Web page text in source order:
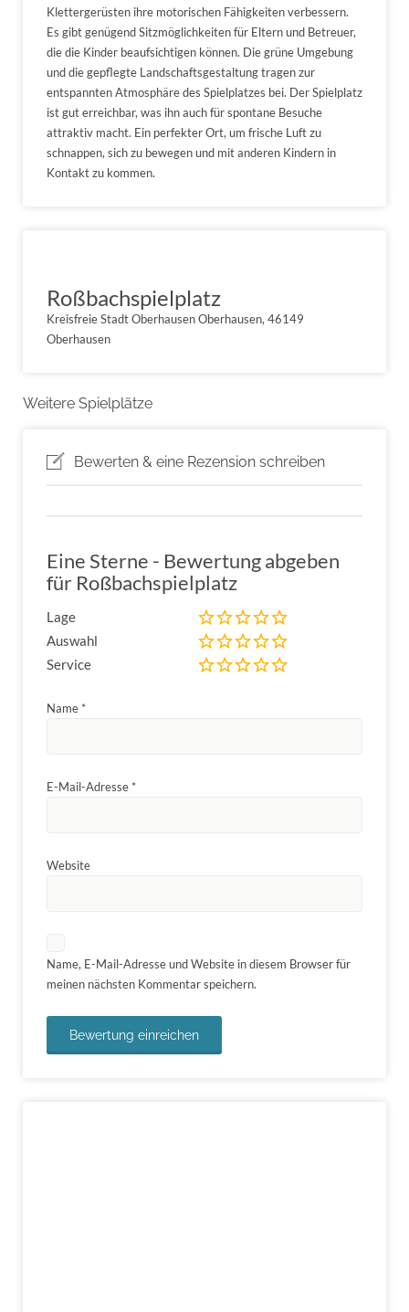
Klettergerüsten ihre motorischen Fähigkeiten verbessern.
Es gibt genügend Sitzmöglichkeiten für Eltern und Betreuer,
die die Kinder beaufsichtigen können. Die grüne Umgebung
und die gepflegte Landschaftsgestaltung tragen zur
entspannten Atmosphäre des Spielplatzes bei. Der Spielplatz
ist gut erreichbar, was ihn auch für spontane Besuche
attraktiv macht. Ein perfekter Ort, um frische Luft zu
schnappen, sich zu bewegen und mit anderen Kindern in
Kontakt zu kommen.
Roßbachspielplatz
Kreisfreie Stadt Oberhausen Oberhausen, 46149
Oberhausen
Weitere Spielplätze
Bewerten & eine Rezension schreiben
Eine Sterne - Bewertung abgeben
für Roßbachspielplatz
Lage
Auswahl
Service
Name *
E-Mail-Adresse *
Website
Name, E-Mail-Adresse und Website in diesem Browser für
meinen nächsten Kommentar speichern.